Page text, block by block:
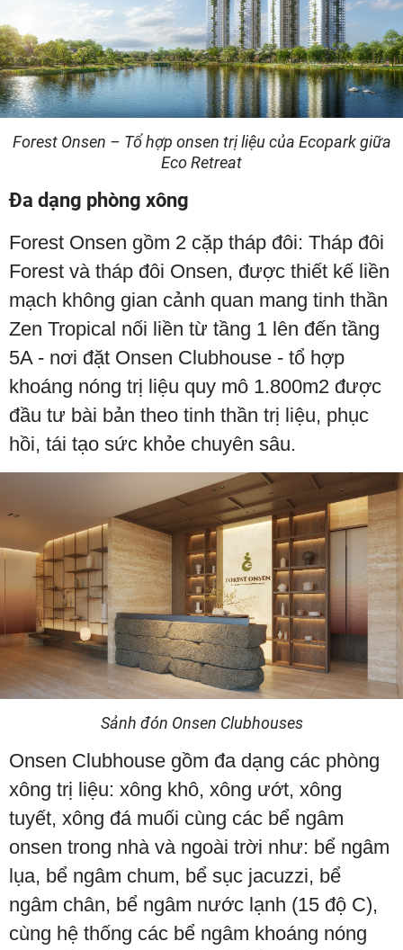
Forest Onsen – Tổ hợp onsen trị liệu của Ecopark giữa
Eco Retreat
Đa dạng phòng xông
Forest Onsen gồm 2 cặp tháp đôi: Tháp đôi
Forest và tháp đôi Onsen, được thiết kế liền
mạch không gian cảnh quan mang tinh thần
Zen Tropical nối liền từ tầng 1 lên đến tầng
5A - nơi đặt Onsen Clubhouse - tổ hợp
khoáng nóng trị liệu quy mô 1.800m2 được
đầu tư bài bản theo tinh thần trị liệu, phục
hồi, tái tạo sức khỏe chuyên sâu.
Sảnh đón Onsen Clubhouses
Onsen Clubhouse gồm đa dạng các phòng
xông trị liệu: xông khô, xông ướt, xông
tuyết, xông đá muối cùng các bể ngâm
onsen trong nhà và ngoài trời như: bể ngâm
lụa, bể ngâm chum, bể sục jacuzzi, bể
ngâm chân, bể ngâm nước lạnh (15 độ C),
cùng hệ thống các bể ngâm khoáng nóng